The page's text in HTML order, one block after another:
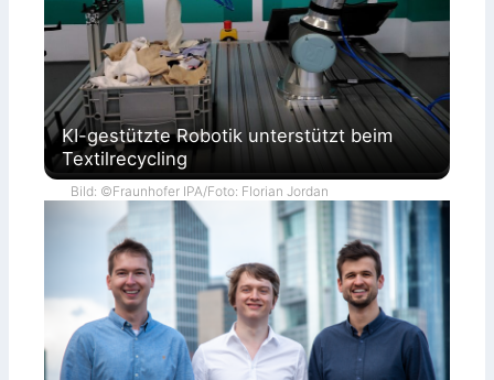
KI-gestützte Robotik unterstützt beim
Textilrecycling
Bild: ©Fraunhofer IPA/Foto: Florian Jordan